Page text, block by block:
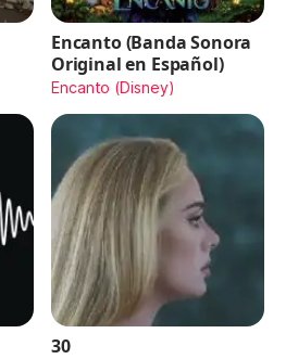
Encanto (Banda Sonora
Original en Español)
Encanto (Disney)
30